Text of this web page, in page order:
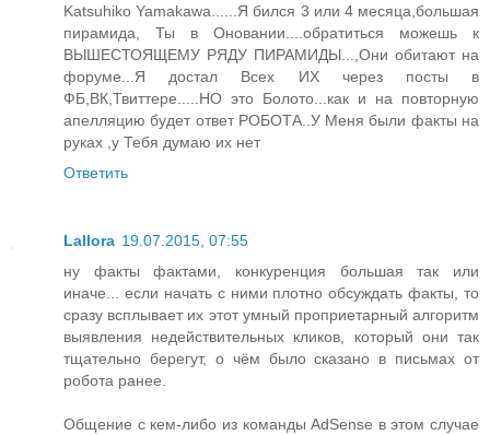
Katsuhiko Yamakawa......Я бился 3 или 4 месяца,большая
пирамида, Ты в Оновании....обратиться можешь к
ВЫШЕСТОЯЩЕМУ РЯДУ ПИРАМИДЫ...,Они обитают на
форуме...Я достал Всех ИХ через посты в
ФБ,ВК,Твиттере.....НО это Болото...как и на повторную
апелляцию будет ответ РОБОТА..У Меня были факты на
руках ,у Тебя думаю их нет
Ответить
Lallora 19.07.2015, 07:55
ну факты фактами, конкуренция большая так или
иначе... если начать с ними плотно обсуждать факты, то
сразу всплывает их этот умный проприетарный алгоритм
выявления недействительных кликов, который они так
тщательно берегут, о чём было сказано в письмах от
робота ранее.
Общение с кем-либо из команды AdSense в этом случае